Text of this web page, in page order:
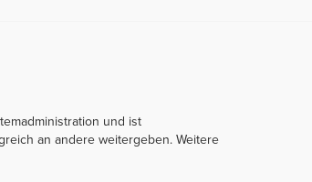
und ist
an andere weitergeben. Weitere